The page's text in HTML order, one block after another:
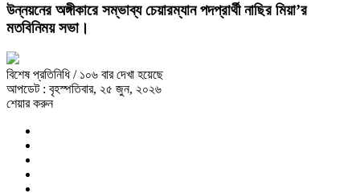
উন্নয়নের অঙ্গীকারে সম্ভাব্য চেয়ারম্যান পদপ্রার্থী নাছির মিয়া’র
মতবিনিময় সভা।
বিশেষ প্রতিনিধি/ ১০৬ বার দেখা হয়েছে
আপডেট : বৃহস্পতিবার, ২৫ জুন, ২০২৬
শেয়ার করুন